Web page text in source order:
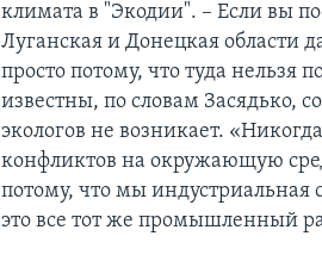
климата в "Экодии". – Если вы
Луганская и Донецкая области
просто потому, что туда нельзя
известны, по словам Засядько,
экологов не возникает.
конфликтов на окружающую
потому, что мы индустриальная
это все тот же промышленный